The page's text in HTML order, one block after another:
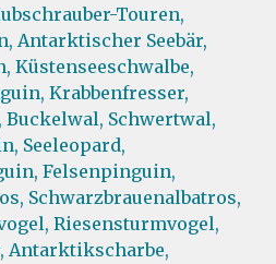
Touren,
Antarktischer Seebär,
Küstenseeschwalbe,
Krabbenfresser,
Buckelwal, Schwertwal,
Seeleopard,
Felsenpinguin,
Schwarzbrauenalbatros,
Riesensturmvogel,
Antarktikscharbe,